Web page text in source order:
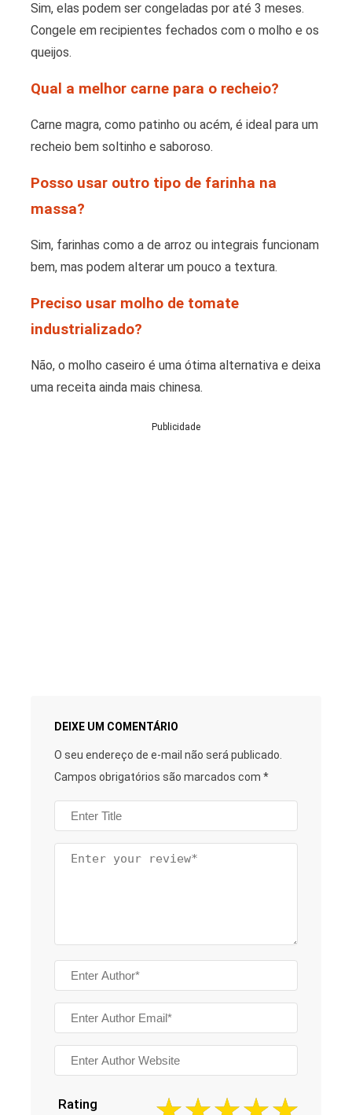
Sim, elas podem ser congeladas por até 3 meses.
Congele em recipientes fechados com o molho e os
queijos.
Qual a melhor carne para o recheio?
Carne magra, como patinho ou acém, é ideal para um
recheio bem soltinho e saboroso.
Posso usar outro tipo de farinha na
massa?
Sim, farinhas como a de arroz ou integrais funcionam
bem, mas podem alterar um pouco a textura.
Preciso usar molho de tomate
industrializado?
Não, o molho caseiro é uma ótima alternativa e deixa
uma receita ainda mais chinesa.
Publicidade
DEIXE UM COMENTÁRIO
O seu endereço de e-mail não será publicado.
Campos obrigatórios são marcados com *
Rating